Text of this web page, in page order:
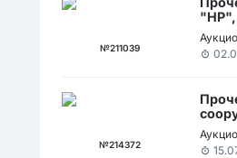
№211039
№214372
база